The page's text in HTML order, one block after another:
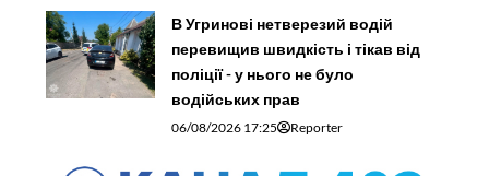
В Угринові нетверезий водій
перевищив швидкість і тікав від
поліції - у нього не було
водійських прав
06/08/2026 17:25 Reporter